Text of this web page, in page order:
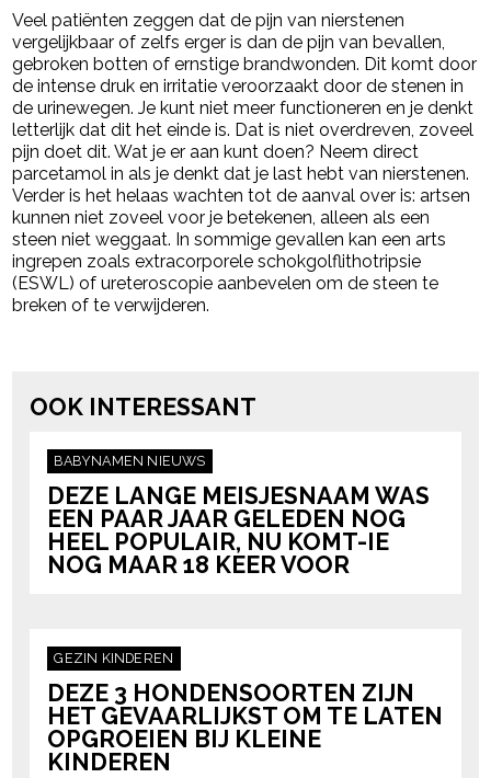
Veel patiënten zeggen dat de pijn van nierstenen
vergelijkbaar of zelfs erger is dan de pijn van bevallen,
gebroken botten of ernstige brandwonden. Dit komt door
de intense druk en irritatie veroorzaakt door de stenen in
de urinewegen. Je kunt niet meer functioneren en je denkt
letterlijk dat dit het einde is. Dat is niet overdreven, zoveel
pijn doet dit. Wat je er aan kunt doen? Neem direct
parcetamol in als je denkt dat je last hebt van nierstenen.
Verder is het helaas wachten tot de aanval over is: artsen
kunnen niet zoveel voor je betekenen, alleen als een
steen niet weggaat. In sommige gevallen kan een arts
ingrepen zoals extracorporele schokgolflithotripsie
(ESWL) of ureteroscopie aanbevelen om de steen te
breken of te verwijderen.
OOK INTERESSANT
BABYNAMEN NIEUWS
DEZE LANGE MEISJESNAAM WAS
EEN PAAR JAAR GELEDEN NOG
HEEL POPULAIR, NU KOMT-IE
NOG MAAR 18 KEER VOOR
GEZIN KINDEREN
DEZE 3 HONDENSOORTEN ZIJN
HET GEVAARLIJKST OM TE LATEN
OPGROEIEN BIJ KLEINE
KINDEREN